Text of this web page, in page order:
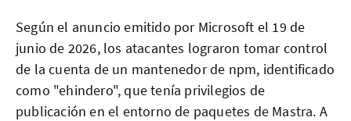
Según el anuncio emitido por Microsoft el 19 de
junio de 2026, los atacantes lograron tomar control
de la cuenta de un mantenedor de npm, identificado
como "ehindero", que tenía privilegios de
publicación en el entorno de paquetes de Mastra. A